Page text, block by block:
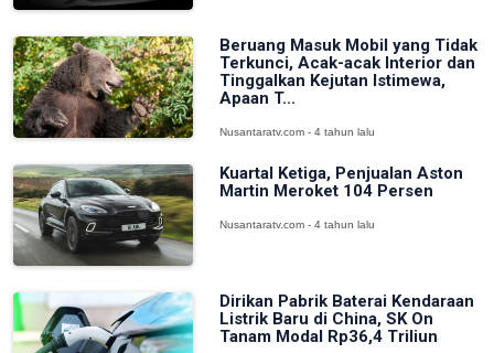
Beruang Masuk Mobil yang Tidak
Terkunci, Acak-acak Interior dan
Tinggalkan Kejutan Istimewa,
Apaan T...
Nusantaratv.com - 4 tahun lalu
Kuartal Ketiga, Penjualan Aston
Martin Meroket 104 Persen
Nusantaratv.com - 4 tahun lalu
Dirikan Pabrik Baterai Kendaraan
Listrik Baru di China, SK On
Tanam Modal Rp36,4 Triliun